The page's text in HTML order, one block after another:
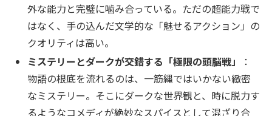
外な能力と完璧に噛み合っている。ただの超能力戦で
はなく、手の込んだ文学的な「魅せるアクション」の
クオリティは高い。
ミステリーとダークが交錯する「極限の頭脳戦」
：
物語の根底を流れるのは、一筋縄ではいかない緻密
なミステリー。そこにダークな世界観と、時に脱力す
るようなコメディが絶妙なスパイスとして混ざり合